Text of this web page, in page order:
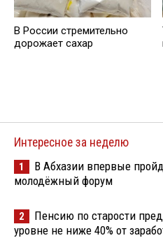
В России стремительно
дорожает сахар
Интересное за неделю
1
В Абхазии впервые
молодёжный форум
2
Пенсию по старости
уровне не ниже 40% от